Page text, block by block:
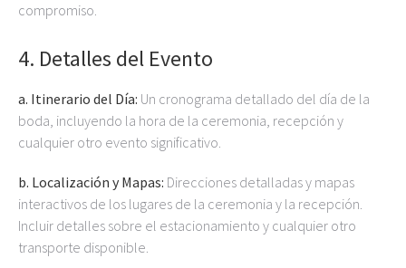
compromiso.
4. Detalles del Evento
a. Itinerario del Día: Un cronograma detallado del día de la
boda, incluyendo la hora de la ceremonia, recepción y
cualquier otro evento significativo.
b. Localización y Mapas: Direcciones detalladas y mapas
interactivos de los lugares de la ceremonia y la recepción.
Incluir detalles sobre el estacionamiento y cualquier otro
transporte disponible.